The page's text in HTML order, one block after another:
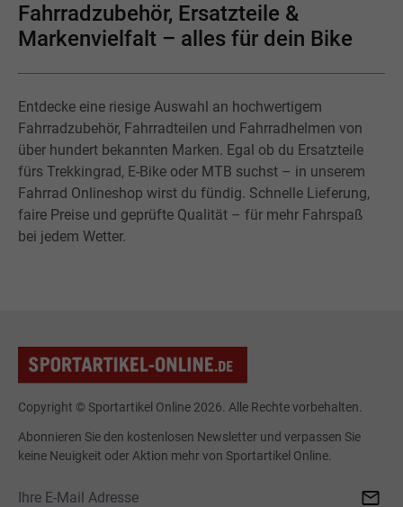
Fahrradzubehör, Ersatzteile &
Markenvielfalt – alles für dein Bike
Entdecke eine riesige Auswahl an hochwertigem
Fahrradzubehör, Fahrradteilen und Fahrradhelmen von
über hundert bekannten Marken. Egal ob du Ersatzteile
fürs Trekkingrad, E-Bike oder MTB suchst – in unserem
Fahrrad Onlineshop wirst du fündig. Schnelle Lieferung,
faire Preise und geprüfte Qualität – für mehr Fahrspaß
bei jedem Wetter.
Copyright © Sportartikel Online 2026. Alle Rechte vorbehalten.
Abonnieren Sie den kostenlosen Newsletter und verpassen Sie
keine Neuigkeit oder Aktion mehr von Sportartikel Online.